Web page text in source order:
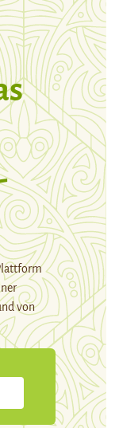
von